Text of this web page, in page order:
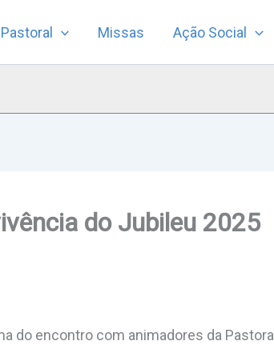
Pastoral Missas Ação Social
do Jubileu 2025
do encontro com animadores da Pastoral